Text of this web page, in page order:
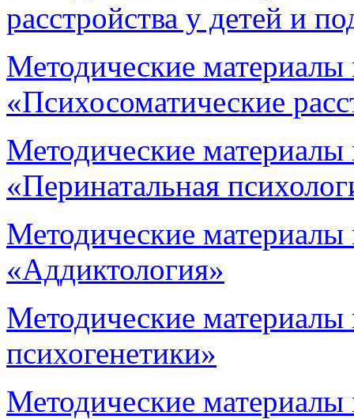
расстройства у детей и
Методические
«Психосоматические
Методические
«Перинатальная
Методические
«Аддиктология»
Методические
психогенетики»
Методические